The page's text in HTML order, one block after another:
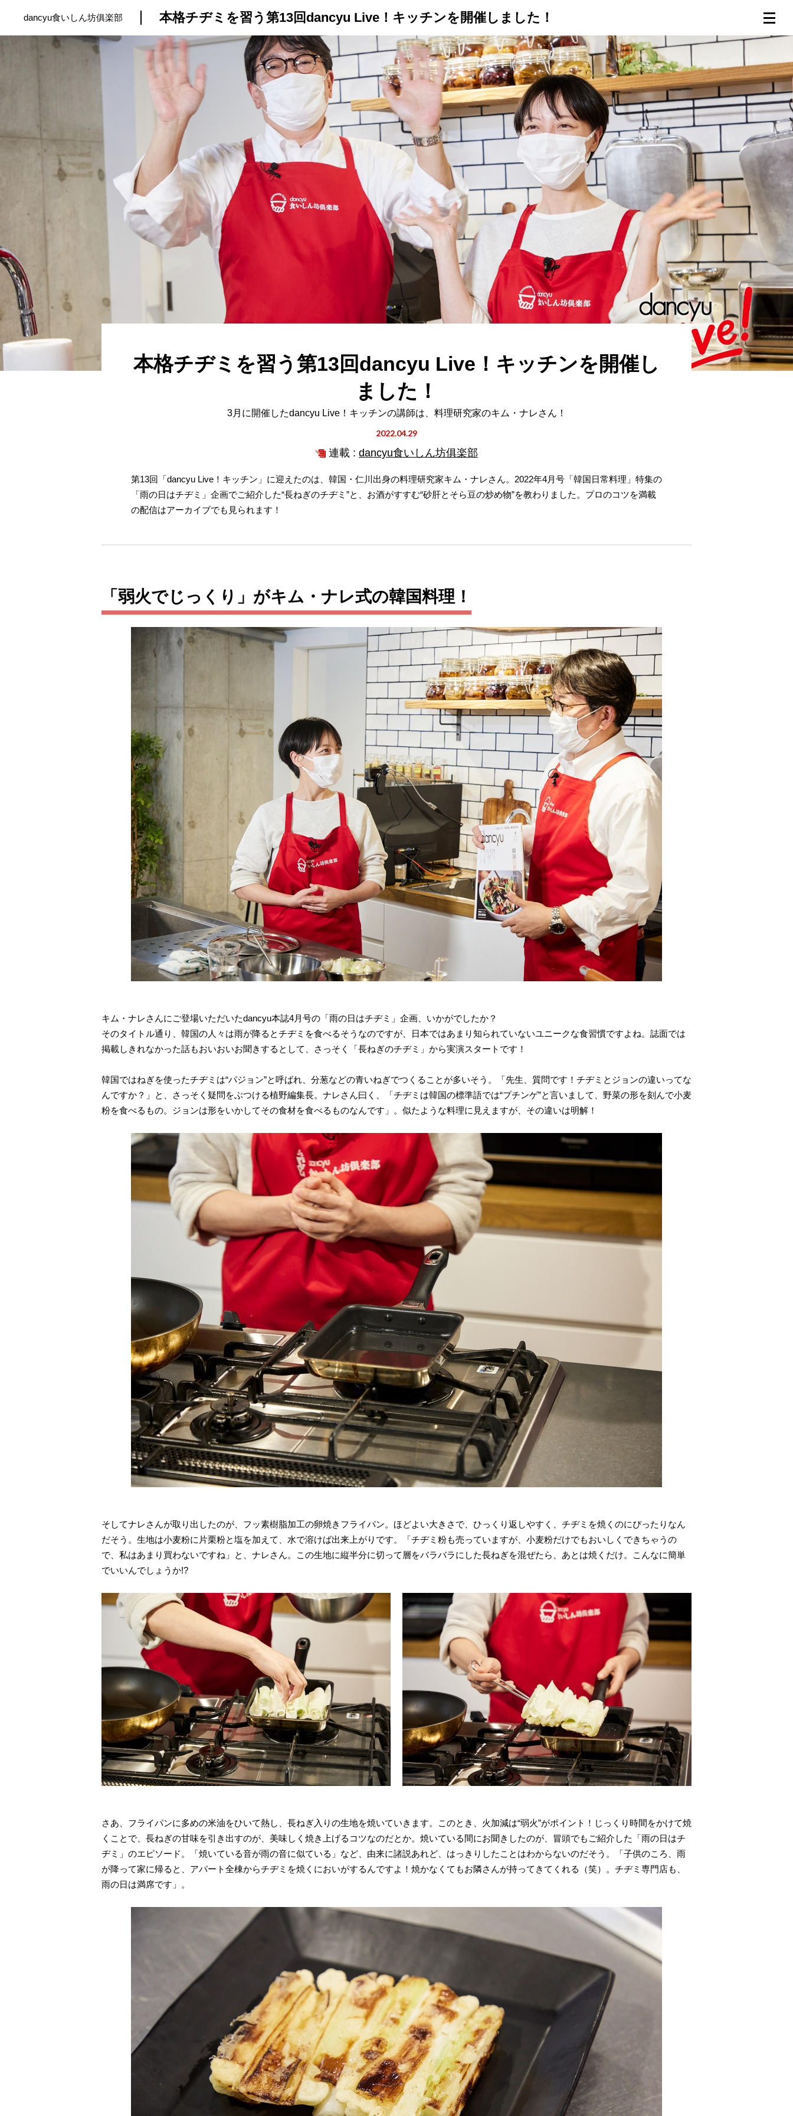
トップ プロが教えるレシピ 厳選！店探し 食のストーリー 連載一覧
dancyu食いしん坊俱楽部 本格チヂミを習う第13回dancyu Live！キッチンを開催しました！
本格チヂミを習う第13回dancyu Live！キッチンを開催し
ました！
3月に開催したdancyu Live！キッチンの講師は、料理研究家のキム・ナレさん！
2022.04.29
連載 : dancyu食いしん坊俱楽部
第13回「dancyu Live！キッチン」に迎えたのは、韓国・仁川出身の料理研究家キム・ナレさん。2022年4月号「韓国日常料理」特集の
「雨の日はチヂミ」企画でご紹介した“長ねぎのチヂミ”と、お酒がすすむ“砂肝とそら豆の炒め物”を教わりました。プロのコツを満載
の配信はアーカイブでも見られます！
「弱火でじっくり」がキム・ナレ式の韓国料理！
キム・ナレさんにご登場いただいたdancyu本誌4月号の「雨の日はチヂミ」企画、いかがでしたか？
そのタイトル通り、韓国の人々は雨が降るとチヂミを食べるそうなのですが、日本ではあまり知られていないユニークな食習慣ですよね。誌面では
掲載しきれなかった話もおいおいお聞きするとして、さっそく「長ねぎのチヂミ」から実演スタートです！
韓国ではねぎを使ったチヂミは“パジョン”と呼ばれ、分葱などの青いねぎでつくることが多いそう。「先生、質問です！チヂミとジョンの違いってな
んですか？」と、さっそく疑問をぶつける植野編集長。ナレさん曰く、「チヂミは韓国の標準語では“プチンゲ”と言いまして、野菜の形を刻んで小麦
粉を食べるもの。ジョンは形をいかしてその食材を食べるものなんです」。似たような料理に見えますが、その違いは明解！
そしてナレさんが取り出したのが、フッ素樹脂加工の卵焼きフライパン。ほどよい大きさで、ひっくり返しやすく、チヂミを焼くのにぴったりなん
だそう。生地は小麦粉に片栗粉と塩を加えて、水で溶けば出来上がりです。「チヂミ粉も売っていますが、小麦粉だけでもおいしくできちゃうの
で、私はあまり買わないですね」と、ナレさん。この生地に縦半分に切って層をバラバラにした長ねぎを混ぜたら、あとは焼くだけ。こんなに簡単
でいいんでしょうか!?
さあ、フライパンに多めの米油をひいて熱し、長ねぎ入りの生地を焼いていきます。このとき、火加減は“弱火”がポイント！じっくり時間をかけて焼
くことで、長ねぎの甘味を引き出すのが、美味しく焼き上げるコツなのだとか。焼いている間にお聞きしたのが、冒頭でもご紹介した「雨の日はチ
ヂミ」のエピソード。「焼いている音が雨の音に似ている」など、由来に諸説あれど、はっきりしたことはわからないのだそう。「子供のころ、雨
が降って家に帰ると、アパート全棟からチヂミを焼くにおいがするんですよ！焼かなくてもお隣さんが持ってきてくれる（笑）。チヂミ専門店も、
雨の日は満席です」。